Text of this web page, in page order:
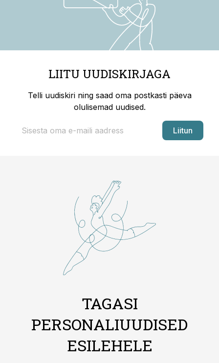
LIITU UUDISKIRJAGA
Telli uudiskiri ning saad oma postkasti päeva
olulisemad uudised.
Liitun
TAGASI
PERSONALIUUDISED
ESILEHELE